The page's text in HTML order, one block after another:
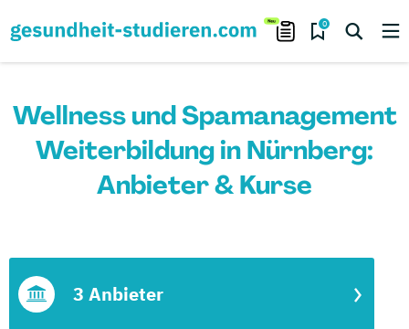
0
Wellness und Spamanagement
Weiterbildung in Nürnberg:
Anbieter & Kurse
3 Anbieter